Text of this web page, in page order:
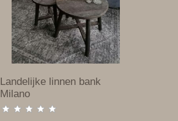
Landelijke linnen bank
Milano